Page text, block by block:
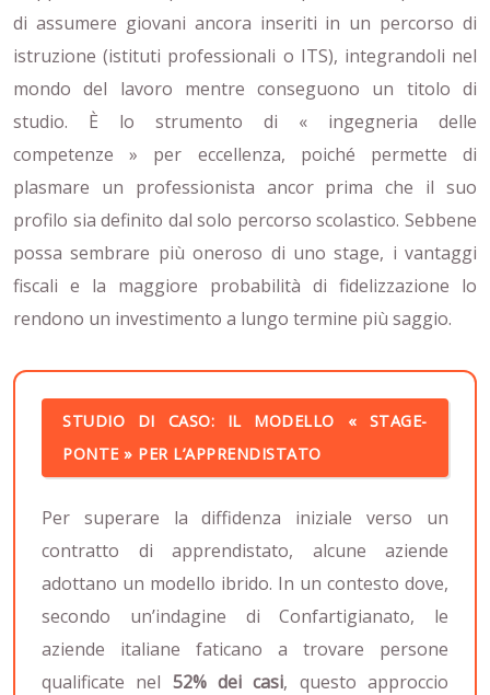
di assumere giovani ancora inseriti in un percorso di
istruzione (istituti professionali o ITS), integrandoli nel
mondo del lavoro mentre conseguono un titolo di
studio. È lo strumento di « ingegneria delle
competenze » per eccellenza, poiché permette di
plasmare un professionista ancor prima che il suo
profilo sia definito dal solo percorso scolastico. Sebbene
possa sembrare più oneroso di uno stage, i vantaggi
fiscali e la maggiore probabilità di fidelizzazione lo
rendono un investimento a lungo termine più saggio.
STUDIO DI CASO: IL MODELLO « STAGE-
PONTE » PER L’APPRENDISTATO
Per superare la diffidenza iniziale verso un
contratto di apprendistato, alcune aziende
adottano un modello ibrido. In un contesto dove,
secondo un’indagine di Confartigianato, le
aziende italiane faticano a trovare persone
qualificate nel 52% dei casi, questo approccio